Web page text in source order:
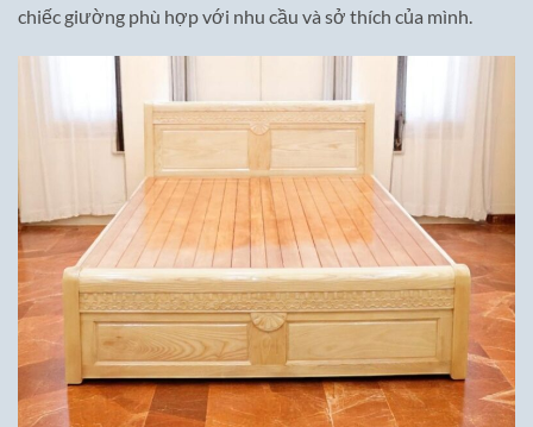
chiếc giường phù hợp với nhu cầu và sở thích của mình.